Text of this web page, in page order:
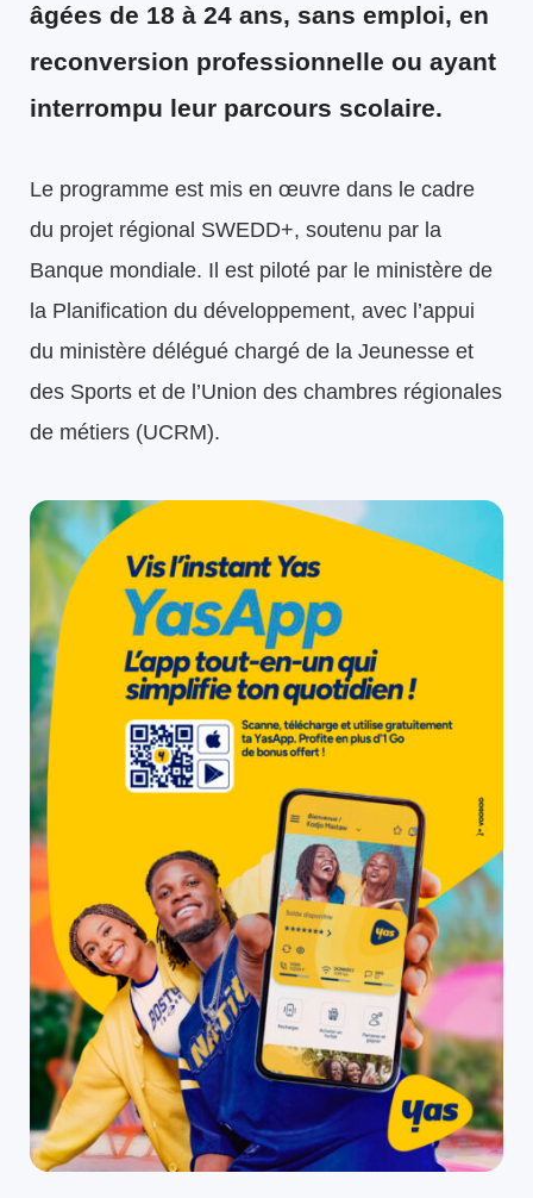
âgées de 18 à 24 ans, sans emploi, en
reconversion professionnelle ou ayant
interrompu leur parcours scolaire.
Le programme est mis en œuvre dans le cadre
du projet régional SWEDD+, soutenu par la
Banque mondiale. Il est piloté par le ministère de
la Planification du développement, avec l’appui
du ministère délégué chargé de la Jeunesse et
des Sports et de l’Union des chambres régionales
de métiers (UCRM).